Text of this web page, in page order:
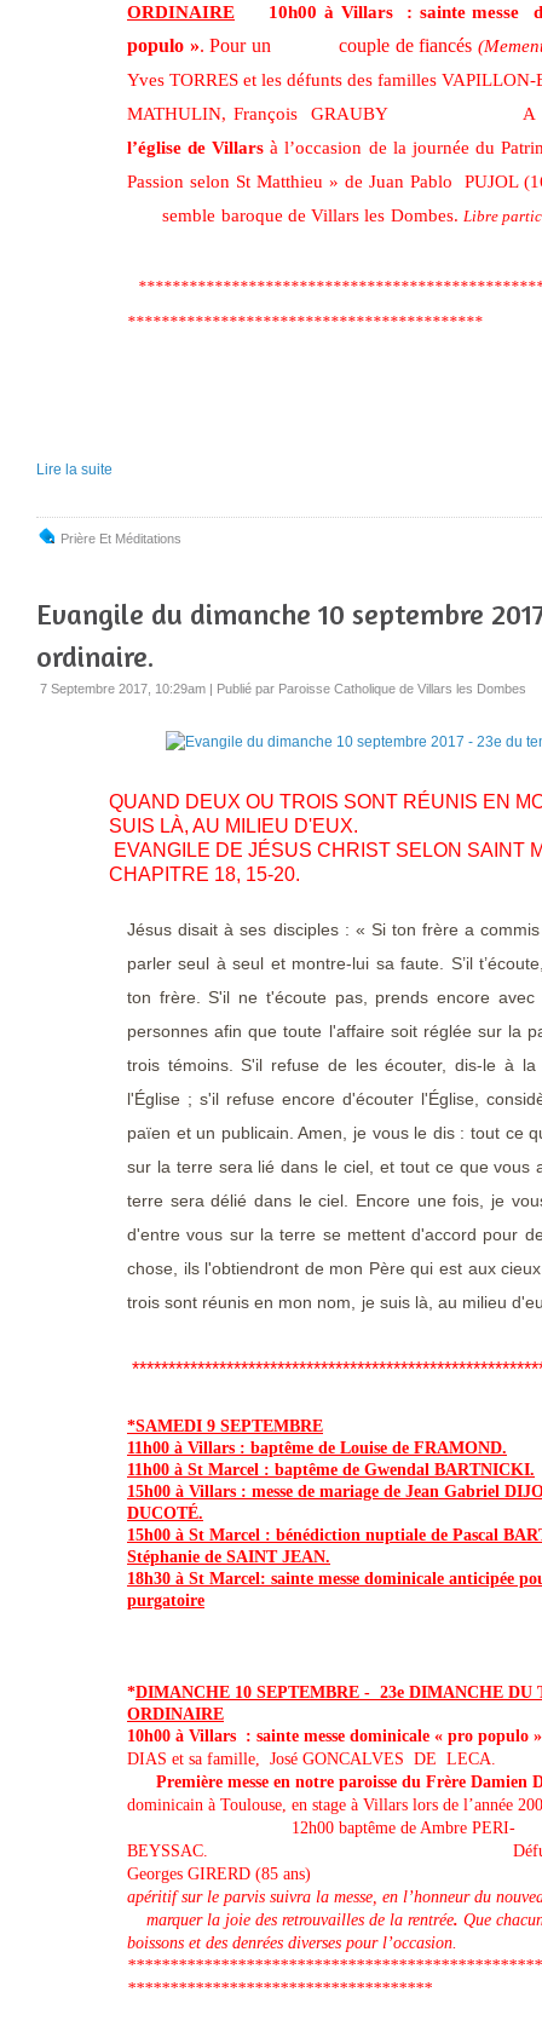
ORDINAIRE 10h00 à Villars : sainte messe
populo ». Pour un couple de fiancés
Yves TORRES et les défunts des familles
MATHULIN, François GRAUBY A
l’église de Villars à l’occasion de la journée du
Passion selon St Matthieu » de Juan Pablo PUJOL
semble baroque de Villars les Dombes. Libre
******************************************
Lire la suite
Prière Et Méditations
Evangile du dimanche 10 septembre
ordinaire.
7 Septembre 2017, 10:29am | Publié par Paroisse Catholique de Villars les Dombes
QUAND DEUX OU TROIS SONT RÉUNIS EN
SUIS LÀ, AU MILIEU D'EUX.
EVANGILE DE JÉSUS CHRIST SELON SAINT
CHAPITRE 18, 15-20.
Jésus disait à ses disciples : « Si ton frère a
parler seul à seul et montre-lui sa faute. S’il
ton frère. S'il ne t'écoute pas, prends encore
personnes afin que toute l'affaire soit réglée sur la
trois témoins. S'il refuse de les écouter, dis-le à la
l'Église ; s'il refuse encore d'écouter l'Église,
païen et un publicain. Amen, je vous le dis : tout ce
sur la terre sera lié dans le ciel, et tout ce que vous
terre sera délié dans le ciel. Encore une fois, je
d'entre vous sur la terre se mettent d'accord pour
chose, ils l'obtiendront de mon Père qui est aux
trois sont réunis en mon nom, je suis là, au
*SAMEDI 9 SEPTEMBRE
11h00 à Villars : baptême de Louise de FRAMOND.
11h00 à St Marcel : baptême de Gwendal BARTNICKI.
15h00 à Villars : messe de mariage de Jean Gabriel
DUCOTÉ.
15h00 à St Marcel : bénédiction nuptiale de Pascal
Stéphanie de SAINT JEAN.
18h30 à St Marcel: sainte messe dominicale anticipée
purgatoire
*DIMANCHE 10 SEPTEMBRE - 23e DIMANCHE DU
ORDINAIRE
10h00 à Villars : sainte messe dominicale « pro populo
DIAS et sa famille, José GONCALVES DE LECA.
Première messe en notre paroisse du Frère Damien
dominicain à Toulouse, en stage à Villars lors de
12h00 baptême de Ambre PERI-
BEYSSAC. Défunt de la
Georges GIRERD (85
apéritif sur le parvis suivra la messe, en l’honneur du
marquer la joie des retrouvailles de la rentrée. Que
boissons et des denrées diverses pour l’occasion.
************************************